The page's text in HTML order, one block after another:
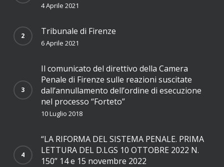
4 Aprile 2021
Tribunale di Firenze
6 Aprile 2021
Il comunicato del direttivo della Camera
Penale di Firenze sulle reazioni suscitate
dall’annullamento dell’ordine di esecuzione
nel processo “Forteto”
10 Luglio 2018
“LA RIFORMA DEL SISTEMA PENALE. PRIMA
LETTURA DEL D.LGS 10 OTTOBRE 2022 N.
150” 14 e 15 novembre 2022